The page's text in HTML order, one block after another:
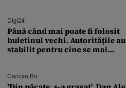
Digi24
Până când mai poate fi folosit
buletinul vechi. Autoritățile au
stabilit pentru cine se mai
Cancan.ro